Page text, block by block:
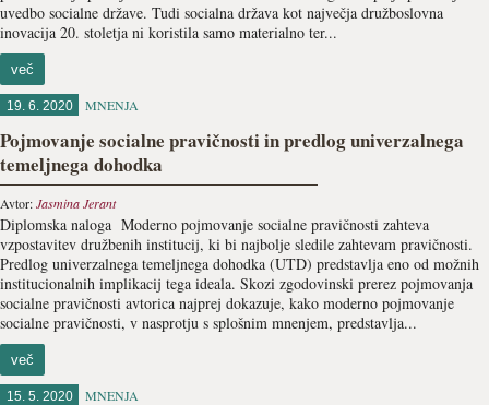
uvedbo socialne države. Tudi socialna država kot največja družboslovna
inovacija 20. stoletja ni koristila samo materialno ter...
več
19. 6. 2020 MNENJA
Pojmovanje socialne pravičnosti in predlog univerzalnega
temeljnega dohodka
Avtor:Jasmina Jerant
Diplomska naloga Moderno pojmovanje socialne pravičnosti zahteva
vzpostavitev družbenih institucij, ki bi najbolje sledile zahtevam pravičnosti.
Predlog univerzalnega temeljnega dohodka (UTD) predstavlja eno od možnih
institucionalnih implikacij tega ideala. Skozi zgodovinski prerez pojmovanja
socialne pravičnosti avtorica najprej dokazuje, kako moderno pojmovanje
socialne pravičnosti, v nasprotju s splošnim mnenjem, predstavlja...
več
15. 5. 2020 MNENJA